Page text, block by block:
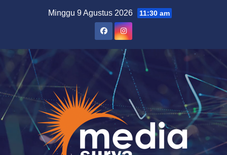
Minggu 9 Agustus 2026 11:30 am